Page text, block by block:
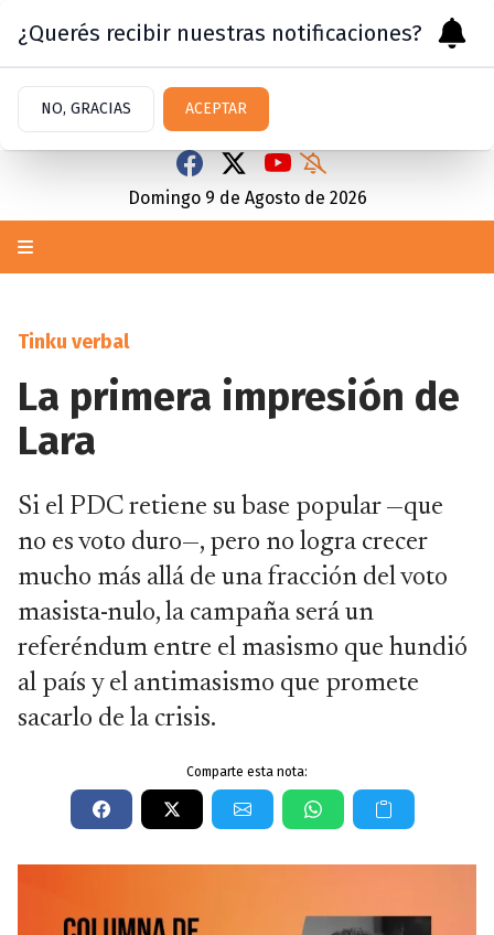
Domingo 9 de Agosto de 2026
Tinku verbal
La primera impresión de
Lara
Si el PDC retiene su base popular —que
no es voto duro—, pero no logra crecer
mucho más allá de una fracción del voto
masista-nulo, la campaña será un
referéndum entre el masismo que hundió
al país y el antimasismo que promete
sacarlo de la crisis.
Comparte esta nota:
¿Querés recibir nuestras notificaciones?
NO, GRACIAS ACEPTAR